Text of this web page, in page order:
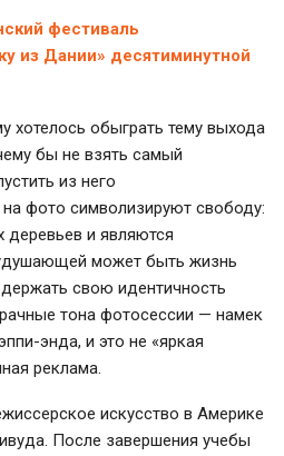
фестиваль
из Дании» десятиминутной
хотелось обыграть тему выхода
бы не взять самый
из него
фото символизируют свободу:
деревьев и являются
может быть жизнь
свою идентичность
тона фотосессии — намек
энда, и это не «яркая
реклама.
искусство в Америке
После завершения учебы